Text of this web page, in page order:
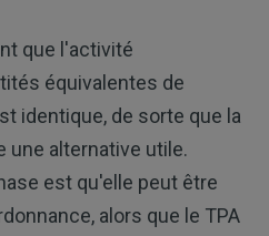
que l'activité
équivalentes de
identique, de sorte que la
une alternative utile.
est qu'elle peut être
alors que le TPA